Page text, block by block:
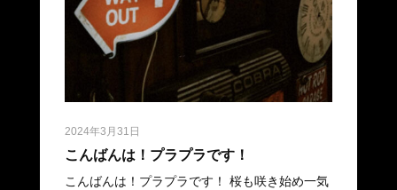
2024年3月31日
こんばんは！プラプラです！
こんばんは！プラプラです！ 桜も咲き始め一気